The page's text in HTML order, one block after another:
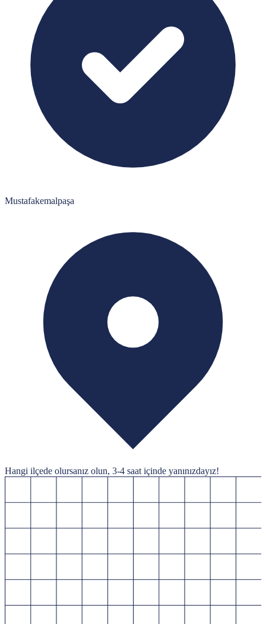
Mustafakemalpaşa
Hangi ilçede olursanız olun, 3-4 saat içinde yanınızdayız!